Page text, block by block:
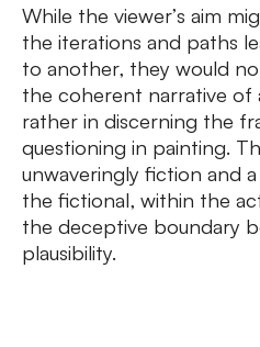
While the viewer’s aim
the iterations and paths
to another, they would
the coherent narrative of
rather in discerning the
questioning in painting.
unwaveringly fiction and
the fictional, within the
the deceptive boundary
plausibility.